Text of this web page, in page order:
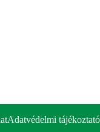
Adatvédelmi tájékoztató